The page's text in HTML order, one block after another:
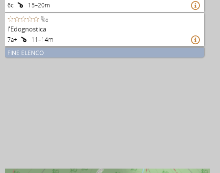
6c 15–20m 
0
l'Edognostica
7a+ 11–14m 
FINE ELENCO